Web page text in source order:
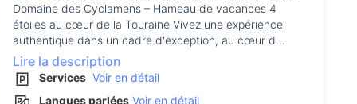
Domaine des Cyclamens – Hameau de vacances 4
étoiles au cœur de la Touraine Vivez une expérience
authentique dans un cadre d'exception, au cœur d...
Lire la description
Services Voir en détail
Langues parlées Voir en détail